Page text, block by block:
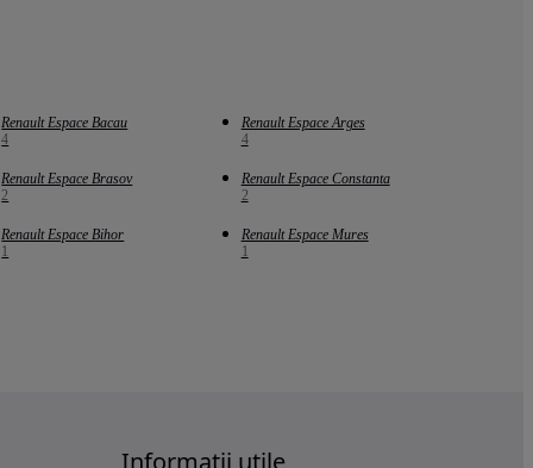
Renault Espace Bacau
4
Renault Espace Arges
4
Renault Espace Brasov
2
Renault Espace Constanta
2
Renault Espace Bihor
1
Renault Espace Mures
1